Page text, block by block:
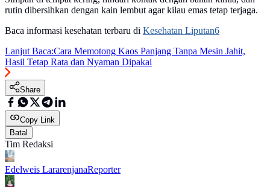
rutin dibersihkan dengan kain lembut agar kilau emas tetap terjaga.
Baca informasi kesehatan terbaru di Kesehatan Liputan6
Lanjut Baca:Cara Memotong Kaos Panjang Tanpa Mesin Jahit,
Hasil Tetap Rata dan Nyaman Dipakai
Share
Copy Link
Batal
Tim Redaksi
Edelweis LararenjanaReporter